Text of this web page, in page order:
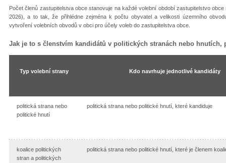
Počet členů zastupitelstva obce stanovuje na každé volební období zastupitelstvo
2026), a to tak, že přihlédne zejména k počtu obyvatel a velikosti územního
vytvoření volebních obvodů v obci pro účely voleb do zastupitelstva obce.
Jak je to s členstvím kandidátů v politických stranách nebo
Typ volební strany Kdo navrhuje jednotlivé kandidáty
politická strana nebo
politické hnutí
politická strana nebo politické hnutí, které kandiduje
koalice politických
stran a politických
politická strana nebo politické hnutí, které je členem